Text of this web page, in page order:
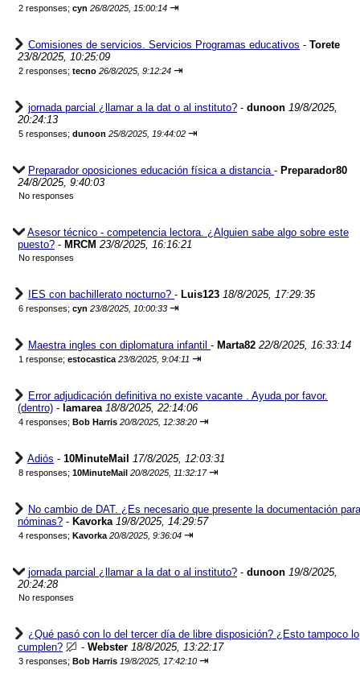
2 responses; cyn 26/8/2025, 15:00:14 ⇥
Comisiones de servicios. Servicios Programas educativos - Torete
23/8/2025, 10:25:09
2 responses; tecno 26/8/2025, 9:12:24 ⇥
jornada parcial ¿llamar a la dat o al instituto? - dunoon 19/8/2025,
20:24:13
5 responses; dunoon 25/8/2025, 19:44:02 ⇥
Preparador oposiciones educación física a distancia - Preparador80
24/8/2025, 9:40:03
No responses
Asesor técnico - competencia lectora. ¿Alguien sabe algo sobre este
puesto? - MRCM 23/8/2025, 16:16:21
No responses
IES con bachillerato nocturno? - Luis123 18/8/2025, 17:29:35
6 responses; cyn 23/8/2025, 10:00:33 ⇥
Maestra ingles con diplomatura infantil - Marta82 22/8/2025, 16:33:14
1 response; estocastica 23/8/2025, 9:04:11 ⇥
Error adjudicación definitiva no existe vacante . Ayuda por favor.
(dentro) - lamarea 18/8/2025, 22:14:06
4 responses; Bob Harris 20/8/2025, 12:38:20 ⇥
Adiós - 10MinuteMail 17/8/2025, 12:03:31
8 responses; 10MinuteMail 20/8/2025, 11:32:17 ⇥
No cambio de DAT. ¿Es necesario que presente la documentación para
nóminas? - Kavorka 19/8/2025, 14:29:57
4 responses; Kavorka 20/8/2025, 9:36:04 ⇥
jornada parcial ¿llamar a la dat o al instituto? - dunoon 19/8/2025,
20:24:28
No responses
¿Qué pasó con lo del tercer día de libre disposición? ¿Esto tampoco lo
cumplen?
- Webster 18/8/2025, 13:22:17
3 responses; Bob Harris 19/8/2025, 17:42:10 ⇥